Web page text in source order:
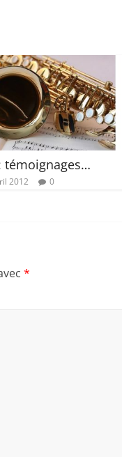
témoignages…
2012 0
*